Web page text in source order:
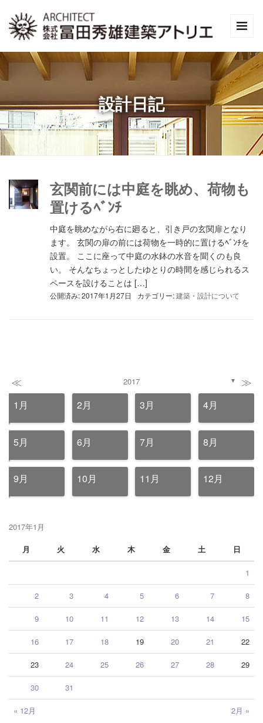
設計日記
玄関前には中庭を眺め、荷物も
置けるﾍﾞﾝﾁ
中庭を眺めながら右に廻ると、引き戸の玄関扉となり
ます。 玄関の扉の前には荷物を一時的に置けるﾍﾞﾝﾁを
設置。 ここに座って中庭の水鉢の水音を聞くのも良
い。 そんなちょっとしたゆとりの時間を感じられるス
ペースを設けることは […]
公開済み: 2017年1月27日 カテゴリー:建築・設計について
≪ 2017 ▼ ≫
1月 2月 3月 4月
5月 6月 7月 8月
9月 10月 11月 12月
2017年1月
月
火 水 木 金 土 日
« 12月 2月 »
1
2 3 4 5 6 7 8
9 10 11 12 13 14 15
16 17 18 19 20 21 22
23 24 25 26 27 28 29
30 31